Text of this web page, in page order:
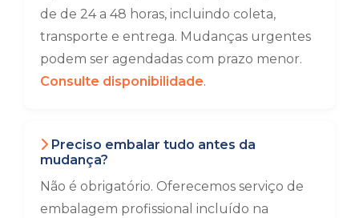
de de 24 a 48 horas, incluindo coleta,
transporte e entrega. Mudanças urgentes
podem ser agendadas com prazo menor.
Consulte disponibilidade.
Preciso embalar tudo antes da
mudança?
Não é obrigatório. Oferecemos serviço de
embalagem profissional incluído na